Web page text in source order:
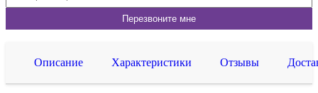
Описание Характеристики Отзывы